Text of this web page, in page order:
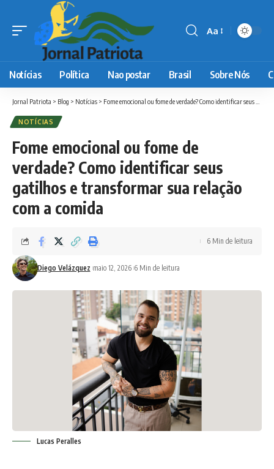
Font
Aa
Notícias Política Nao postar Brasil Sobre Nós
Jornal Patriota > Blog > Notícias > Fome emocional ou fome de verdade? Como identificar seus gatilhos e transformar sua relação com a comida
NOTÍCIAS
Fome emocional ou fome de
verdade? Como identificar seus
gatilhos e transformar sua relação
com a comida
Diego Velázquez maio 12, 2026 6 Min de leitura
6 Min de leitura
Lucas Peralles